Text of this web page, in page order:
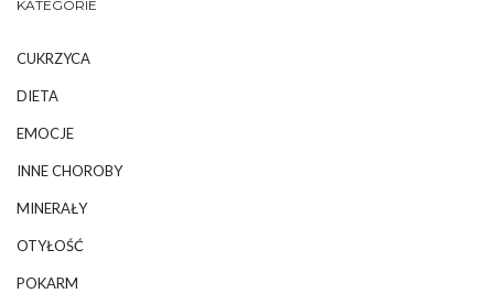
KATEGORIE
CUKRZYCA
DIETA
EMOCJE
INNE CHOROBY
MINERAŁY
OTYŁOŚĆ
POKARM